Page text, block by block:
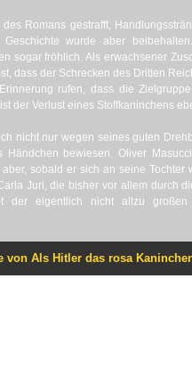
Romans gestrafft,
Geschichte wurde aber
sogar fröhlich. Als erwachsener
dass der Schrecken des Dritten
rufen, dass die
der Verlust eines Stoffkaninchens
nicht nur wegen seines guten
Händchen bewiesen. Oliver
sobald er sich an seine Tochter
Juri, die bisher vor allem durch
der eigentlich nicht allzu
von Als Hitler das rosa